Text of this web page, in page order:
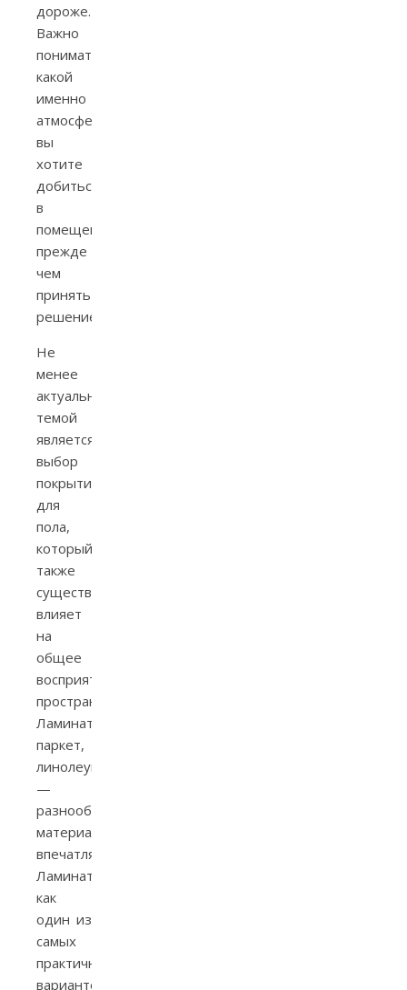
дороже.
Важно
понимать,
какой
именно
атмосферы
вы
хотите
добиться
в
помещении,
прежде
чем
принять
решение.
Не
менее
актуальной
темой
является
выбор
покрытий
для
пола,
который
также
существенно
влияет
на
общее
восприятие
пространства.
Ламинат,
паркет,
линолеум
—
разнообразие
материалов
впечатляет.
Ламинат,
как
один из
самых
практичных
вариантов,